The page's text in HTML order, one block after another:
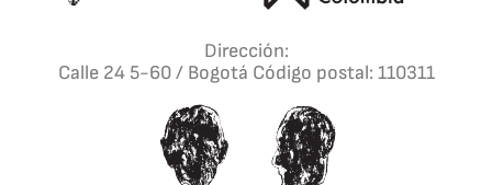
Dirección:
Calle 24 5-60 / Bogotá Código postal: 110311